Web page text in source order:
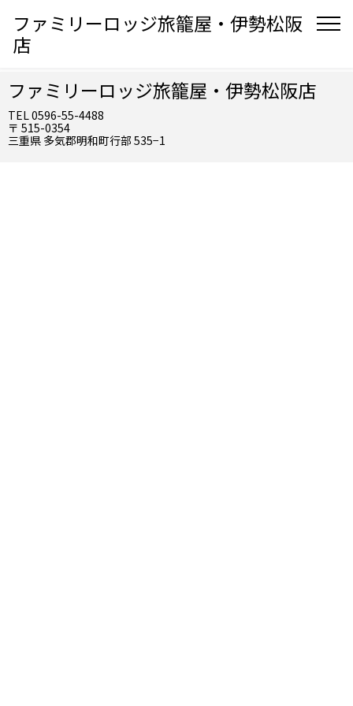
ファミリーロッジ旅籠屋・伊勢松阪
店
ファミリーロッジ旅籠屋・伊勢松阪店
TEL 0596-55-4488
〒 515-0354
三重県 多気郡明和町行部 535−1